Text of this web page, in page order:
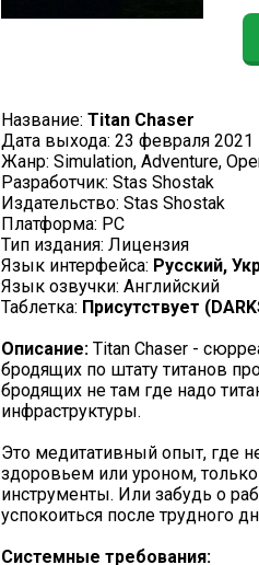
Название: Titan Chaser
Дата выхода: 23 февраля 2021
Жанр: Simulation, Adventure,
Разработчик: Stas Shostak
Издательство: Stas Shostak
Платформа: PC
Тип издания: Лицензия
Язык интерфейса: Русский,
Язык озвучки: Английский
Таблетка: Присутствует
Описание: Titan Chaser -
бродящих по штату титанов
бродящих не там где надо
инфраструктуры.
Это медитативный опыт, где
здоровьем или уроном,
инструменты. Или забудь о
успокоиться после трудного
Системные требования: